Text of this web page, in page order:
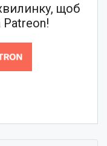
щоб
Patreon!